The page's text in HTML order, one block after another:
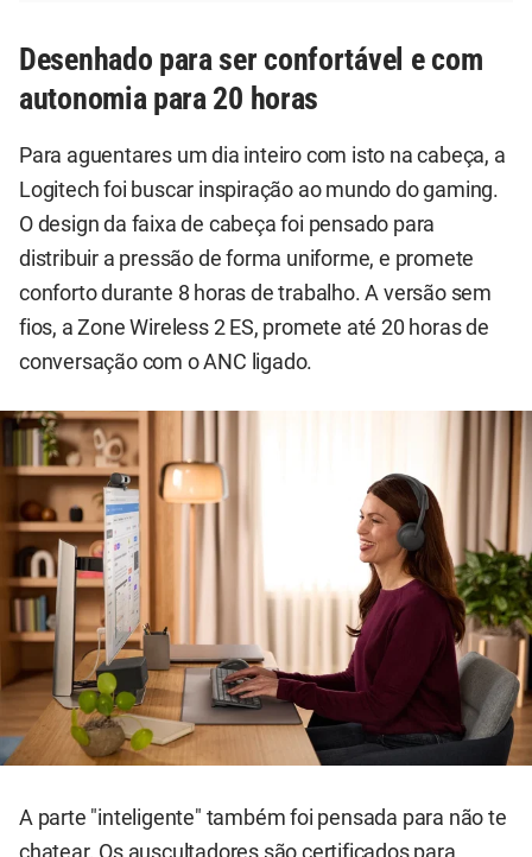
Desenhado para ser confortável e com
autonomia para 20 horas
Para aguentares um dia inteiro com isto na cabeça, a
Logitech foi buscar inspiração ao mundo do gaming.
O design da faixa de cabeça foi pensado para
distribuir a pressão de forma uniforme, e promete
conforto durante 8 horas de trabalho. A versão sem
fios, a Zone Wireless 2 ES, promete até 20 horas de
conversação com o ANC ligado.
A parte "inteligente" também foi pensada para não te
chatear. Os auscultadores são certificados para